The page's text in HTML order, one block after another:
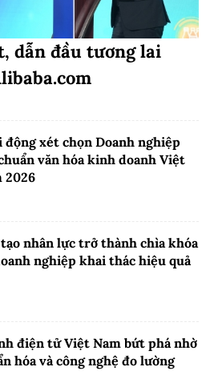
dẫn đầu tương lai
động xét chọn Doanh nghiệp
văn hóa kinh doanh Việt
2026
nhân lực trở thành chìa khóa
nghiệp khai thác hiệu quả
điện tử Việt Nam bứt phá nhờ
hóa và công nghệ đo lường